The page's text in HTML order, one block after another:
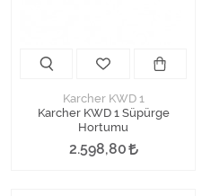
Karcher KWD 1
Karcher KWD 1 Süpürge
Hortumu
2.598,80